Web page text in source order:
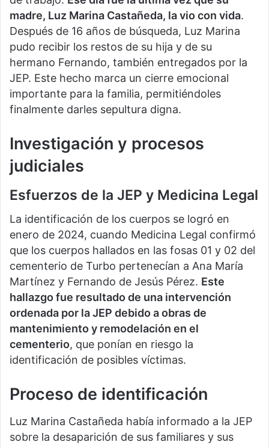
madre, Luz Marina Castañeda, la vio con vida.
Después de 16 años de búsqueda, Luz Marina
pudo recibir los restos de su hija y de su
hermano Fernando, también entregados por la
JEP. Este hecho marca un cierre emocional
importante para la familia, permitiéndoles
finalmente darles sepultura digna.
Investigación y procesos
judiciales
Esfuerzos de la JEP y Medicina Legal
La identificación de los cuerpos se logró en
enero de 2024, cuando Medicina Legal confirmó
que los cuerpos hallados en las fosas 01 y 02 del
cementerio de Turbo pertenecían a Ana María
Martínez y Fernando de Jesús Pérez. Este
hallazgo fue resultado de una intervención
ordenada por la JEP debido a obras de
mantenimiento y remodelación en el
cementerio, que ponían en riesgo la
identificación de posibles víctimas.
Proceso de identificación
Luz Marina Castañeda había informado a la JEP
sobre la desaparición de sus familiares y sus